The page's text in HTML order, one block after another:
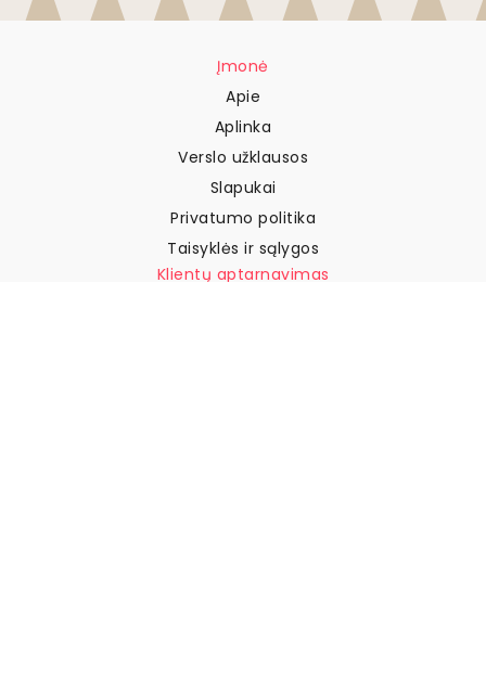
Įmonė
Apie
Aplinka
Verslo užklausos
Slapukai
Privatumo politika
Taisyklės ir sąlygos
Klientų aptarnavimas